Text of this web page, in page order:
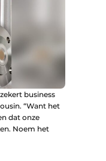
business
“Want het
dat onze
Noem het